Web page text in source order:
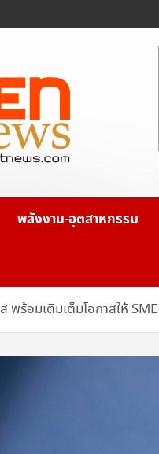
พลังงาน-อุตสาหกรรม
ส พร้อมเติมเต็มโอกาสให้